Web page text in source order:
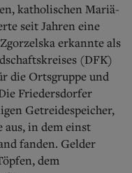
katholischen Mariä-
seit Jahren eine
erkannte als
(DFK)
die Ortsgruppe und
Friedersdorfer
Getreidespeicher,
aus, in dem einst
fanden. Gelder
dem